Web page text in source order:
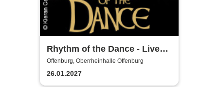
Rhythm of the Dance - Live
2027
Offenburg, Oberrheinhalle Offenburg
26.01.2027